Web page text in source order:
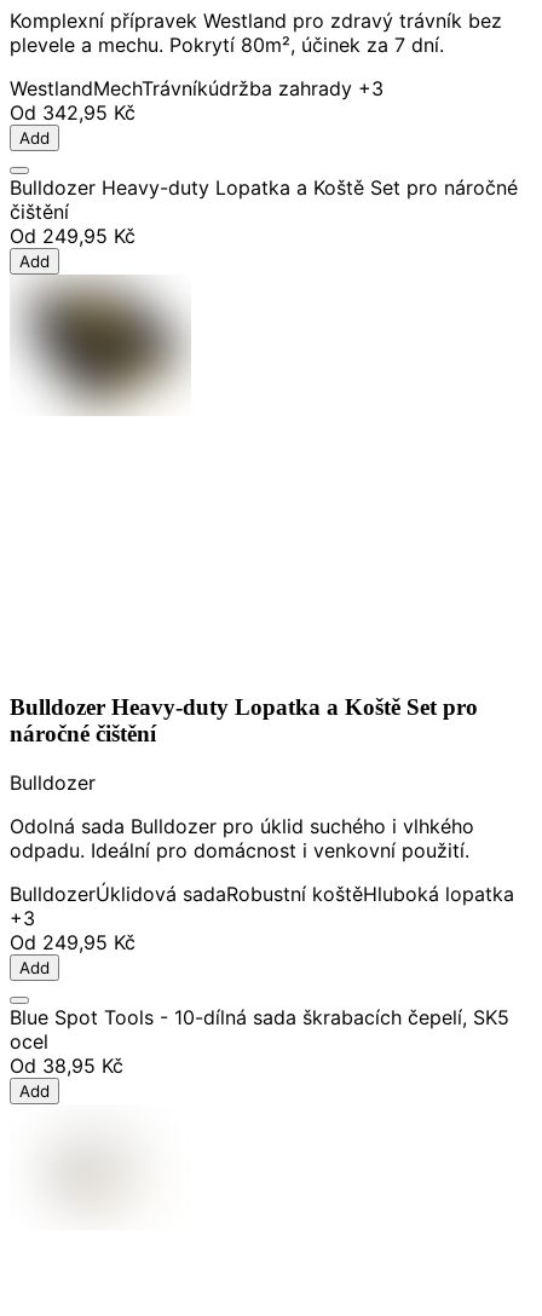
Komplexní přípravek Westland pro zdravý trávník bez
plevele a mechu. Pokrytí 80m², účinek za 7 dní.
WestlandMechTrávníkúdržba zahrady +3
Od 342,95 Kč
Add
Bulldozer Heavy-duty Lopatka a Koště Set pro náročné
čištění
Od 249,95 Kč
Add
Bulldozer Heavy-duty Lopatka a Koště Set pro
náročné čištění
Bulldozer
Odolná sada Bulldozer pro úklid suchého i vlhkého
odpadu. Ideální pro domácnost i venkovní použití.
BulldozerÚklidová sadaRobustní koštěHluboká lopatka
+3
Od 249,95 Kč
Add
Blue Spot Tools - 10-dílná sada škrabacích čepelí, SK5
ocel
Od 38,95 Kč
Add